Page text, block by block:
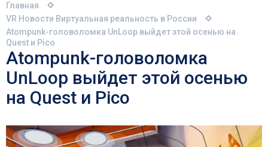
Главная
VR Новости Виртуальная реальность в России
Atompunk-головоломка UnLoop выйдет этой осенью на
Quest и Pico
Atompunk-головоломка
UnLoop выйдет этой осенью
на Quest и Pico